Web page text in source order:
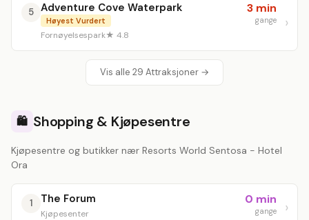
5 Adventure Cove Waterpark
Høyest Vurdert
Fornøyelsespark★ 4.8
3 min
gange
Vis alle 29 Attraksjoner →
🛍️ Shopping & Kjøpesentre
Kjøpesentre og butikker nær Resorts World Sentosa - Hotel
Ora
1 The Forum
Kjøpesenter
0 min
gange